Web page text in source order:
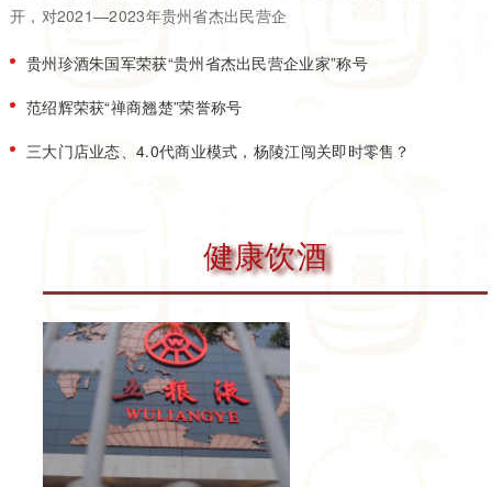
开，对2021—2023年贵州省杰出民营企
贵州珍酒朱国军荣获“贵州省杰出民营企业家”称号
范绍辉荣获“禅商翘楚”荣誉称号
三大门店业态、4.0代商业模式，杨陵江闯关即时零售？
健康饮酒